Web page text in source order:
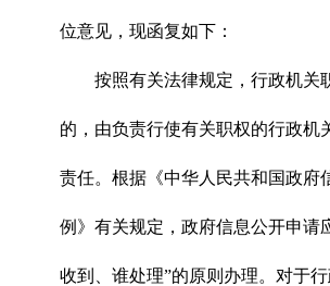
位意见，现函复如下：
按照有关法律规定，行政机关
的，由负责行使有关职权的行政机
责任。根据《中华人民共和国政府
例》有关规定，政府信息公开申请
收到、谁处理”的原则办理。对于